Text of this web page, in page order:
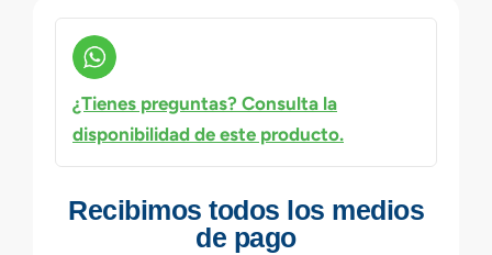
¿Tienes preguntas? Consulta la
disponibilidad de este producto.
Recibimos todos los medios
de pago